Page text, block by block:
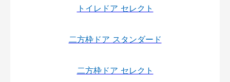
トイレドア セレクト
二方枠ドア スタンダード
二方枠ドア セレクト